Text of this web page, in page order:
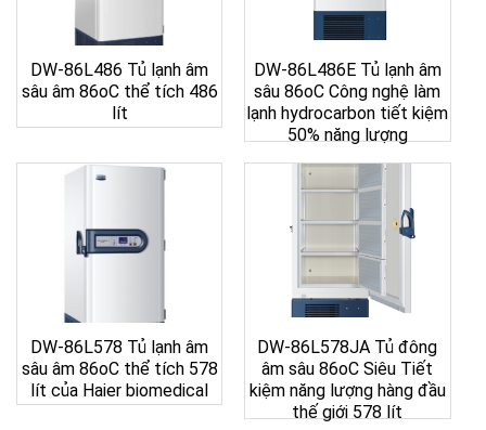
DW-86L486 Tủ lạnh âm
sâu âm 86oC thể tích 486
lít
DW-86L486E Tủ lạnh âm
sâu 86oC Công nghệ làm
lạnh hydrocarbon tiết kiệm
50% năng lượng
DW-86L578 Tủ lạnh âm
sâu âm 86oC thể tích 578
lít của Haier biomedical
DW-86L578JA Tủ đông
âm sâu 86oC Siêu Tiết
kiệm năng lượng hàng đầu
thế giới 578 lít